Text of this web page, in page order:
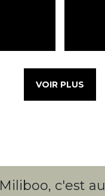
VOIR PLUS
Miliboo, c'est